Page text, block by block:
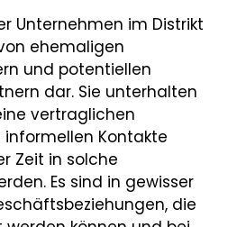
Unternehmen im Distrikt
ehemaligen
und potentiellen
dar. Sie unterhalten
vertraglichen
informellen Kontakte
Zeit in solche
Es sind in gewisser
die